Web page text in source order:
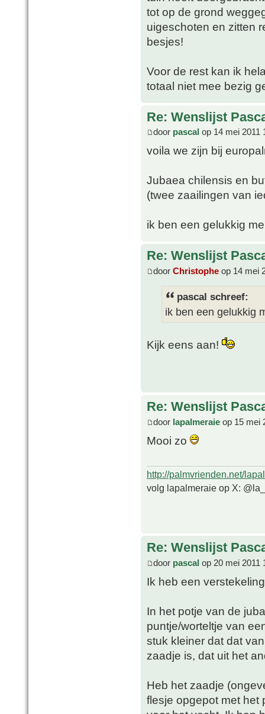
tot op de grond
uigeschoten en zitten
besjes!
Voor de rest kan ik
totaal niet mee bezig
Re: Wenslijst
door pascal op 14 mei 2011
voila we zijn bij
Jubaea chilensis en
(twee zaailingen van
ik ben een gelukkig
Re: Wenslijst
door Christophe op 14 mei
pascal schreef:
ik ben een gelukkig
Kijk eens aan!
Re: Wenslijst
door lapalmeraie op 15 mei
Mooi zo
http://palmvrienden.net/
volg lapalmeraie op X:
Re: Wenslijst
door pascal op 20 mei 2011
Ik heb een
In het potje van de
puntje/worteltje van
stuk kleiner dat dat
zaadje is, dat uit het
Heb het zaadje
flesje opgepot met het